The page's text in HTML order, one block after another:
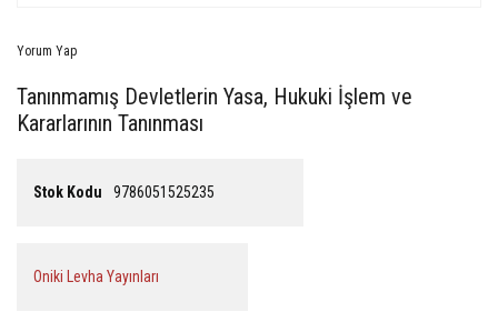
Yorum Yap
Tanınmamış Devletlerin Yasa, Hukuki İşlem ve
Kararlarının Tanınması
Stok Kodu 9786051525235
Oniki Levha Yayınları